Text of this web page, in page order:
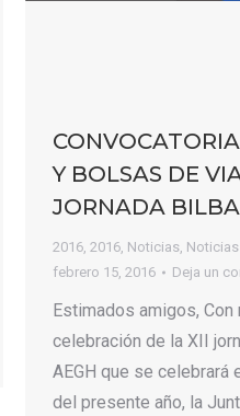
Y BOLSAS DE
JORNADA
2016, 2016, Noticias, Noticias
febrero 15, 2016
Deja un
Estimados amigos,
celebración de la XII
AEGH que se celebrará
del presente año, la